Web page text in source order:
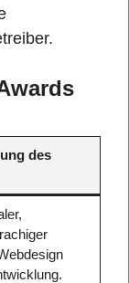
des